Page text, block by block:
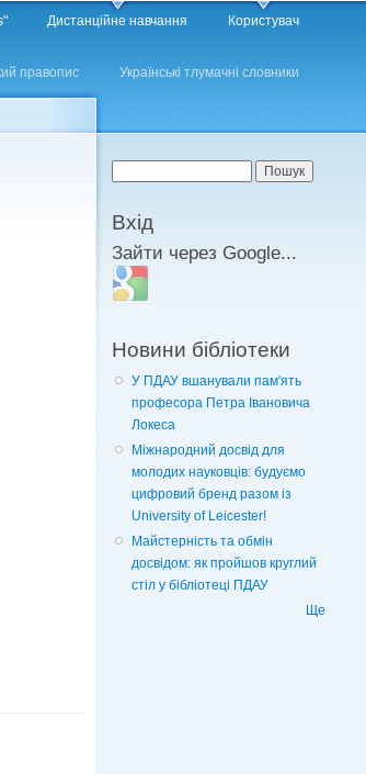
Дистанційне навчання Користувач
правопис Українські тлумачні словники
Пошукова форма
Вхід
Зайти через Google...
Login with Google
Новини бібліотеки
У ПДАУ вшанували пам'ять
професора Петра Івановича
Локеса
Міжнародний досвід для
молодих науковців: будуємо
цифровий бренд разом із
University of Leicester!
Майстерність та обмін
досвідом: як пройшов круглий
стіл у бібліотеці ПДАУ
Ще